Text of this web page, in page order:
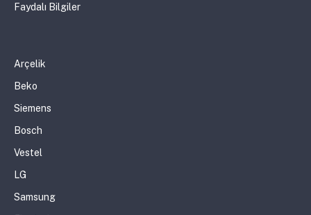
Faydalı Bilgiler
Arçelik
Beko
Siemens
Bosch
Vestel
LG
Samsung